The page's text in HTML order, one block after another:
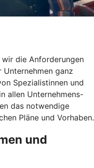
wir die Anforderungen
ganz
Spezialistinnen und
allen Unternehmens-
das notwendige
Pläne und Vorhaben.
und